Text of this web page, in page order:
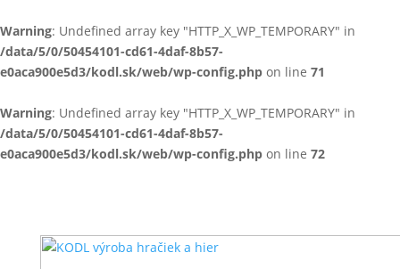
Warning: Undefined array key "HTTP_X_WP_TEMPORARY" in
/data/5/0/50454101-cd61-4daf-8b57-
e0aca900e5d3/kodl.sk/web/wp-config.php on line 71
Warning: Undefined array key "HTTP_X_WP_TEMPORARY" in
/data/5/0/50454101-cd61-4daf-8b57-
e0aca900e5d3/kodl.sk/web/wp-config.php on line 72